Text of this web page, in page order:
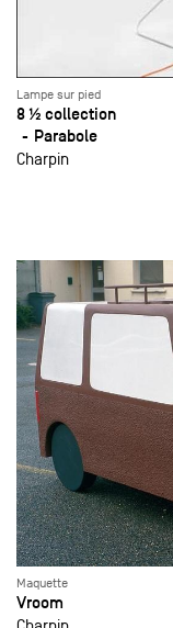
Lampe sur pied
8 ½ collection
Parabole
Charpin
Maquette
Vroom